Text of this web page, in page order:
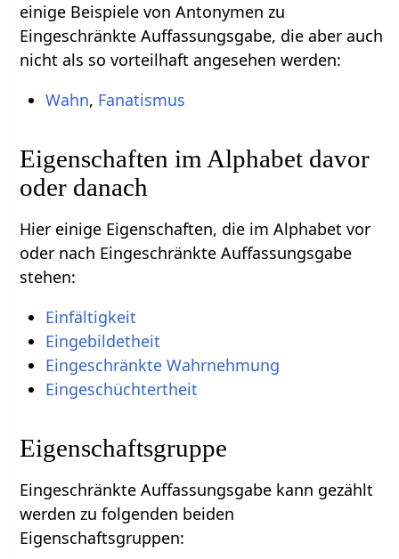
einige Beispiele von Antonymen zu
Eingeschränkte Auffassungsgabe, die aber auch
nicht als so vorteilhaft angesehen werden:
Wahn, Fanatismus
Eigenschaften im Alphabet davor
oder danach
Hier einige Eigenschaften, die im Alphabet vor
oder nach Eingeschränkte Auffassungsgabe
stehen:
Einfältigkeit
Eingebildetheit
Eingeschränkte Wahrnehmung
Eingeschüchtertheit
Eigenschaftsgruppe
Eingeschränkte Auffassungsgabe kann gezählt
werden zu folgenden beiden
Eigenschaftsgruppen: